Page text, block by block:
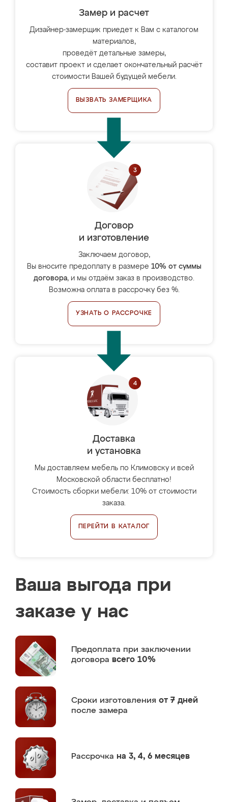
Замер и расчет
Дизайнер-замерщик приедет к Вам с каталогом
материалов,
проведёт детальные замеры,
составит проект и сделает окончательный расчёт
стоимости Вашей будущей мебели.
ВЫЗВАТЬ ЗАМЕРЩИКА
Договор
и изготовление
Заключаем договор,
Вы вносите предоплату в размере 10% от суммы
договора, и мы отдаём заказ в производство.
Возможна оплата в рассрочку без %.
УЗНАТЬ О РАССРОЧКЕ
Доставка
и установка
Мы доставляем мебель по Климовску и всей
Московской области бесплатно!
Стоимость сборки мебели: 10% от стоимости
заказа.
ПЕРЕЙТИ В КАТАЛОГ
Ваша выгода при
заказе у нас
Предоплата при заключении
договора всего 10%
Сроки изготовления от 7 дней
после замера
Рассрочка на 3, 4, 6 месяцев